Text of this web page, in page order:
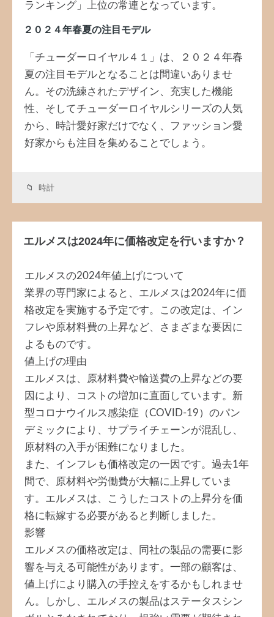
ランキング」上位の常連となっています。
２０２４年春夏の注目モデル
「チューダーロイヤル４１」は、２０２４年春
夏の注目モデルとなることは間違いありませ
ん。その洗練されたデザイン、充実した機能
性、そしてチューダーロイヤルシリーズの人気
から、時計愛好家だけでなく、ファッション愛
好家からも注目を集めることでしょう。
時計
エルメスは2024年に価格改定を行いますか？
エルメスの2024年値上げについて
業界の専門家によると、エルメスは2024年に価
格改定を実施する予定です。この改定は、イン
フレや原材料費の上昇など、さまざまな要因に
よるものです。
値上げの理由
エルメスは、原材料費や輸送費の上昇などの要
因により、コストの増加に直面しています。新
型コロナウイルス感染症（COVID-19）のパン
デミックにより、サプライチェーンが混乱し、
原材料の入手が困難になりました。
また、インフレも価格改定の一因です。過去1年
間で、原材料や労働費が大幅に上昇していま
す。エルメスは、こうしたコストの上昇分を価
格に転嫁する必要があると判断しました。
影響
エルメスの価格改定は、同社の製品の需要に影
響を与える可能性があります。一部の顧客は、
値上げにより購入の手控えをするかもしれませ
ん。しかし、エルメスの製品はステータスシン